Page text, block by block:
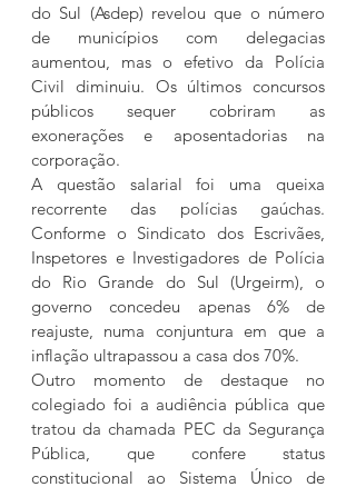
do Sul (Asdep) revelou que o número
de municípios com delegacias
aumentou, mas o efetivo da Polícia
Civil diminuiu. Os últimos concursos
públicos sequer cobriram as
exonerações e aposentadorias na
corporação.
A questão salarial foi uma queixa
recorrente das polícias gaúchas.
Conforme o Sindicato dos Escrivães,
Inspetores e Investigadores de Polícia
do Rio Grande do Sul (Urgeirm), o
governo concedeu apenas 6% de
reajuste, numa conjuntura em que a
inflação ultrapassou a casa dos 70%.
Outro momento de destaque no
colegiado foi a audiência pública que
tratou da chamada PEC da Segurança
Pública, que confere status
constitucional ao Sistema Único de